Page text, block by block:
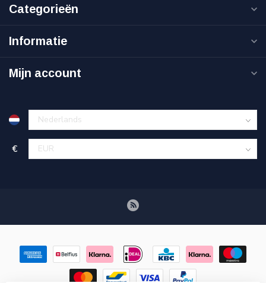
Categorieën
Informatie
Mijn account
€